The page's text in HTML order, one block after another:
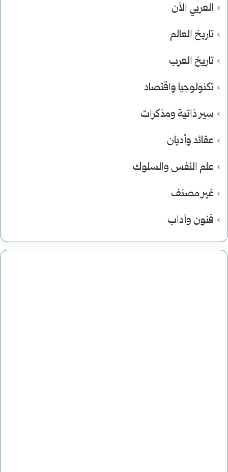
العربي الآن
تاريخ العالم
تاريخ العرب
تكنولوجيا واقتصاد
سير ذاتية ومذكرات
عقائد وأديان
علم النفس والسلوك
غير مصنف
فنون وآداب